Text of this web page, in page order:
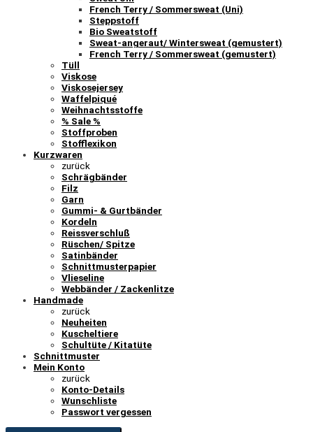
French Terry / Sommersweat (Uni)
Steppstoff
Bio Sweatstoff
Sweat-angeraut/ Wintersweat (gemustert)
French Terry / Sommersweat (gemustert)
Tüll
Viskose
Viskosejersey
Waffelpiqué
Weihnachtsstoffe
% Sale %
Stoffproben
Stofflexikon
Kurzwaren
zurück
Schrägbänder
Filz
Garn
Gummi- & Gurtbänder
Kordeln
Reissverschluß
Rüschen/ Spitze
Satinbänder
Schnittmusterpapier
Vlieseline
Webbänder / Zackenlitze
Handmade
zurück
Neuheiten
Kuscheltiere
Schultüte / Kitatüte
Schnittmuster
Mein Konto
zurück
Konto-Details
Wunschliste
Passwort vergessen